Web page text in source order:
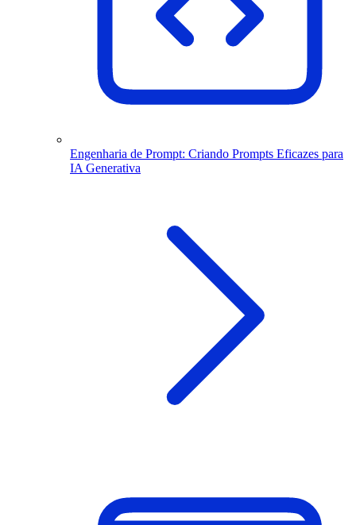
Engenharia de Prompt: Criando Prompts Eficazes para
IA Generativa